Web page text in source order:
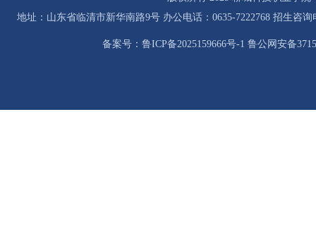
地址：山东省临清市新华南路9号 办公电话：0635-7222768 招生咨询
备案号：鲁ICP备2025159666号-1 鲁公网安备